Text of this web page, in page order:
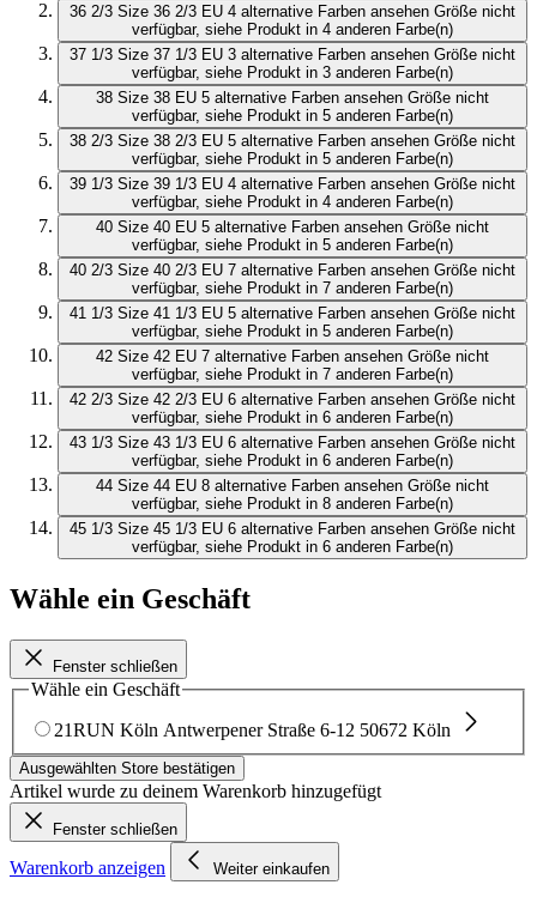
36 2/3 Size 36 2/3 EU 4 alternative Farben ansehen Größe nicht
verfügbar, siehe Produkt in 4 anderen Farbe(n)
37 1/3 Size 37 1/3 EU 3 alternative Farben ansehen Größe nicht
verfügbar, siehe Produkt in 3 anderen Farbe(n)
38 Size 38 EU 5 alternative Farben ansehen Größe nicht
verfügbar, siehe Produkt in 5 anderen Farbe(n)
38 2/3 Size 38 2/3 EU 5 alternative Farben ansehen Größe nicht
verfügbar, siehe Produkt in 5 anderen Farbe(n)
39 1/3 Size 39 1/3 EU 4 alternative Farben ansehen Größe nicht
verfügbar, siehe Produkt in 4 anderen Farbe(n)
40 Size 40 EU 5 alternative Farben ansehen Größe nicht
verfügbar, siehe Produkt in 5 anderen Farbe(n)
40 2/3 Size 40 2/3 EU 7 alternative Farben ansehen Größe nicht
verfügbar, siehe Produkt in 7 anderen Farbe(n)
41 1/3 Size 41 1/3 EU 5 alternative Farben ansehen Größe nicht
verfügbar, siehe Produkt in 5 anderen Farbe(n)
42 Size 42 EU 7 alternative Farben ansehen Größe nicht
verfügbar, siehe Produkt in 7 anderen Farbe(n)
42 2/3 Size 42 2/3 EU 6 alternative Farben ansehen Größe nicht
verfügbar, siehe Produkt in 6 anderen Farbe(n)
43 1/3 Size 43 1/3 EU 6 alternative Farben ansehen Größe nicht
verfügbar, siehe Produkt in 6 anderen Farbe(n)
44 Size 44 EU 8 alternative Farben ansehen Größe nicht
verfügbar, siehe Produkt in 8 anderen Farbe(n)
45 1/3 Size 45 1/3 EU 6 alternative Farben ansehen Größe nicht
verfügbar, siehe Produkt in 6 anderen Farbe(n)
Wähle ein Geschäft
Fenster schließen
Wähle ein Geschäft
21RUN Köln Antwerpener Straße 6-12 50672 Köln
Ausgewählten Store bestätigen
Artikel wurde zu deinem Warenkorb hinzugefügt
Fenster schließen
Warenkorb anzeigen Weiter einkaufen